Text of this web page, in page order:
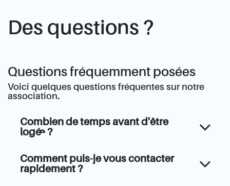
Des questions ?
Questions fréquemment posées
Voici quelques questions fréquentes sur notre
association.
Combien de temps avant d'être
logé·e ?
Comment puis-je vous contacter
rapidement ?